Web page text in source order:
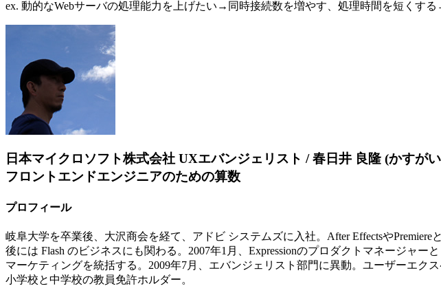
ex. 動的なWebサーバの処理能力を上げたい→同時接続数を増やす、処理時間を短くす
日本マイクロソフト株式会社 UXエバンジェリスト / 春日井 良隆 (かすが
フロントエンドエンジニアのための算数
プロフィール
岐阜大学を卒業後、大沢商会を経て、アドビ システムズに入社。After Effectsや
後には Flash のビジネスにも関わる。2007年1月、Expressionのプロダクトマネージャ
マーケティングを統括する。2009年7月、エバンジェリスト部門に異動。ユーザーエク
小学校と中学校の教員免許ホルダー。